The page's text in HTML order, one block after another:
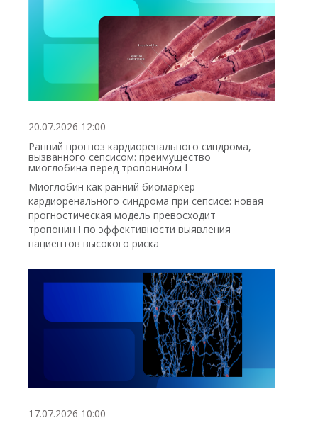
20.07.2026 12:00
Ранний прогноз кардиоренального синдрома,
вызванного сепсисом: преимущество
миоглобина перед тропонином I
Миоглобин как ранний биомаркер
кардиоренального синдрома при сепсисе: новая
прогностическая модель превосходит
тропонин I по эффективности выявления
пациентов высокого риска
17.07.2026 10:00